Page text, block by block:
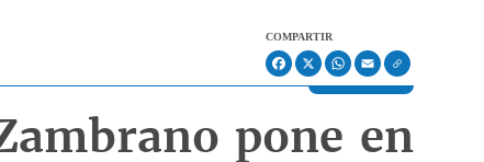
COMPARTIR
Facebook
X WhatsApp
Email
pone en